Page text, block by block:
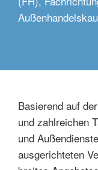
Basierend auf
und zahlreichen
und
ausgerichteten